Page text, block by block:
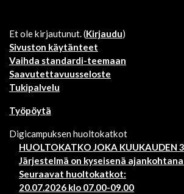
Et ole kirjautunut. (Kirjaudu)
Sivuston käytänteet
Vaihda standardi-teemaan
Saavutettavuusseloste
Tukipalvelu
Työpöytä
Digicampuksen huoltokatkot
HUOLTOKATKO JOKA KUUKAUDEN
Järjestelmä on kyseisenä
Seuraavat huoltokatkot:
20.07.2026 klo 07.00-09.00